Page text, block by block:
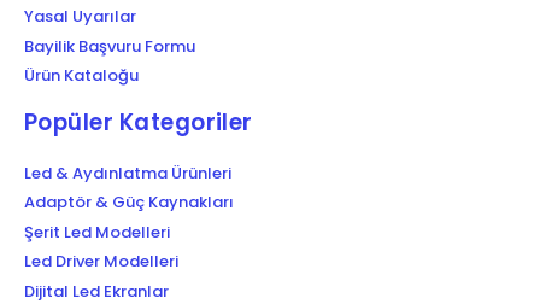
Yasal Uyarılar
Bayilik Başvuru Formu
Ürün Kataloğu
Popüler Kategoriler
Led & Aydınlatma Ürünleri
Adaptör & Güç Kaynakları
Şerit Led Modelleri
Led Driver Modelleri
Dijital Led Ekranlar